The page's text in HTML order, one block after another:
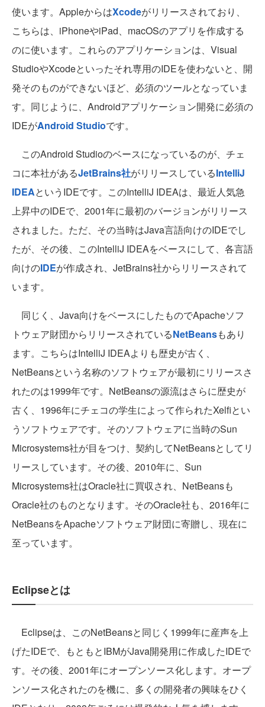
使います。AppleからはXcodeがリリースされており、
こちらは、iPhoneやiPad、macOSのアプリを作成する
のに使います。これらのアプリケーションは、Visual
StudioやXcodeといったそれ専用のIDEを使わないと、開
発そのものができないほど、必須のツールとなっていま
す。同じように、Androidアプリケーション開発に必須の
IDEがAndroid Studioです。
このAndroid Studioのベースになっているのが、チェ
コに本社があるJetBrains社がリリースしているIntelliJ
IDEAというIDEです。このIntelliJ IDEAは、最近人気急
上昇中のIDEで、2001年に最初のバージョンがリリース
されました。ただ、その当時はJava言語向けのIDEでし
たが、その後、このIntelliJ IDEAをベースにして、各言語
向けのIDEが作成され、JetBrains社からリリースされて
います。
同じく、Java向けをベースにしたものでApacheソフ
トウェア財団からリリースされているNetBeansもあり
ます。こちらはIntelliJ IDEAよりも歴史が古く、
NetBeansという名称のソフトウェアが最初にリリースさ
れたのは1999年です。NetBeansの源流はさらに歴史が
古く、1996年にチェコの学生によって作られたXelfiとい
うソフトウェアです。そのソフトウェアに当時のSun
Microsystems社が目をつけ、契約してNetBeansとしてリ
リースしています。その後、2010年に、Sun
Microsystems社はOracle社に買収され、NetBeansも
Oracle社のものとなります。そのOracle社も、2016年に
NetBeansをApacheソフトウェア財団に寄贈し、現在に
至っています。
Eclipseとは
Eclipseは、このNetBeansと同じく1999年に産声を上
げたIDEで、もともとIBMがJava開発用に作成したIDEで
す。その後、2001年にオープンソース化します。オープ
ンソース化されたのを機に、多くの開発者の興味をひく